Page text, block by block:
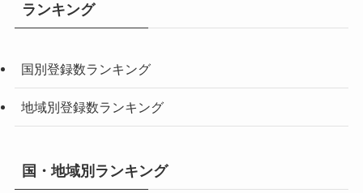
ランキング
国別登録数ランキング
地域別登録数ランキング
国・地域別ランキング